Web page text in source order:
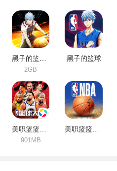
黑子的篮球：街头对决
2GB
黑子的篮球
美职篮篮球大师
901MB
美职篮篮球世界